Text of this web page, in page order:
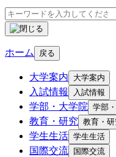
ホーム 戻る
大学案内 大学案内
入試情報 入試情報
学部・大学院 学部
教育・研究 教育・
学生生活 学生生活
国際交流 国際交流